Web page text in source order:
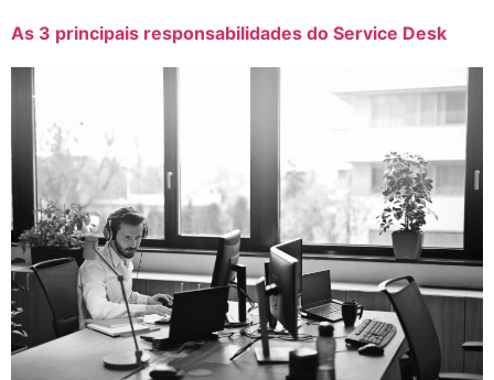
As 3 principais responsabilidades do Service Desk